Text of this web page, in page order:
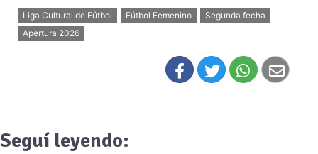
Liga Cultural de Fútbol Fútbol Femenino
Segunda fecha
Apertura 2026
Seguí leyendo: